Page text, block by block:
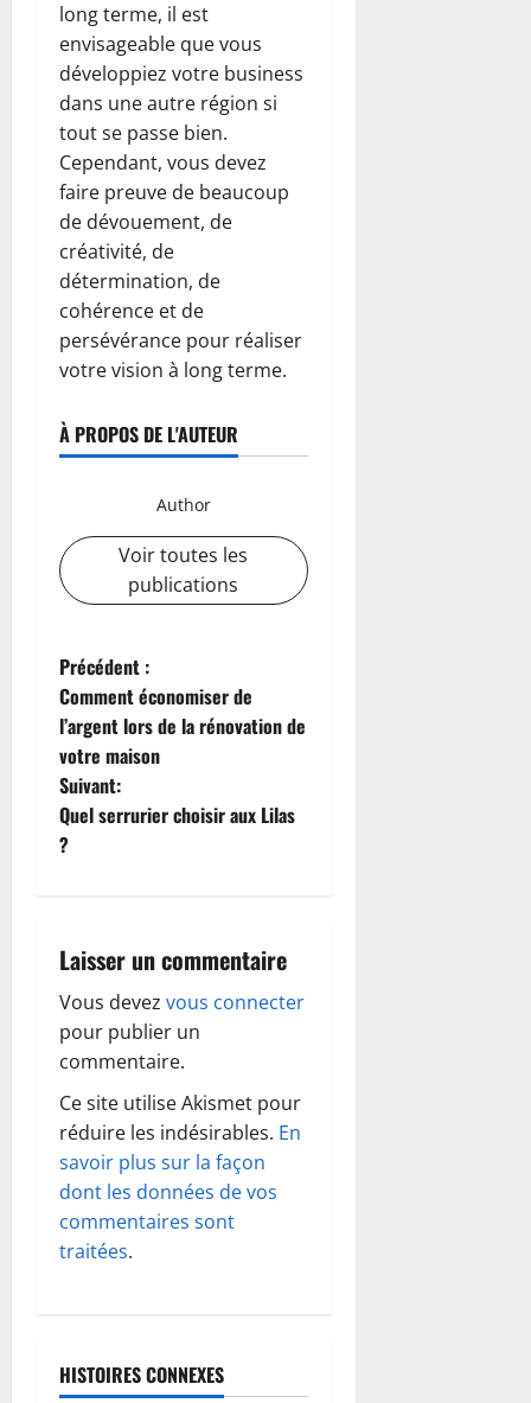
long terme, il est
envisageable que vous
développiez votre business
dans une autre région si
tout se passe bien.
Cependant, vous devez
faire preuve de beaucoup
de dévouement, de
créativité, de
détermination, de
cohérence et de
persévérance pour réaliser
votre vision à long terme.
À PROPOS DE L'AUTEUR
Author
Voir toutes les
publications
N
a
v
i
t
i
o
n
d
’
a
t
Précédent :
Comment économiser de
l’argent lors de la rénovation de
votre maison
Suivant:
Quel serrurier choisir aux Lilas
?
Laisser un commentaire
Vous devez vous connecter
pour publier un
commentaire.
Ce site utilise Akismet pour
réduire les indésirables. En
savoir plus sur la façon
dont les données de vos
commentaires sont
traitées.
HISTOIRES CONNEXES